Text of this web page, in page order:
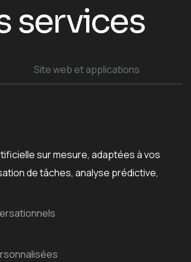
services
Site web et applications
sur mesure, adaptées à vos
de tâches, analyse prédictive,